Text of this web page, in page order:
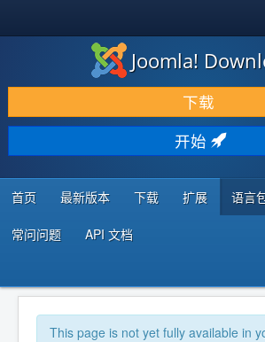
下载 & 扩展
发现 & 学习
社区 & 支持
开发者资源
Joomla!
下载
开始
首页 最新版本 下载 扩展 语言
常问问题 API 文档
This page is not yet fully available in